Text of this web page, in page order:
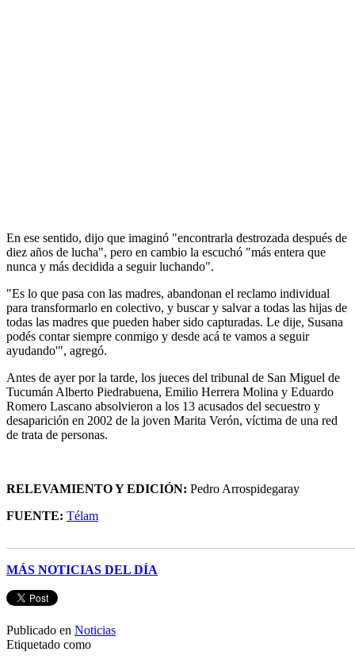
En ese sentido, dijo que imaginó "encontrarla destrozada después de
diez años de lucha", pero en cambio la escuchó "más entera que
nunca y más decidida a seguir luchando".
"Es lo que pasa con las madres, abandonan el reclamo individual
para transformarlo en colectivo, y buscar y salvar a todas las hijas de
todas las madres que pueden haber sido capturadas. Le dije, Susana
podés contar siempre conmigo y desde acá te vamos a seguir
ayudando'", agregó.
Antes de ayer por la tarde, los jueces del tribunal de San Miguel de
Tucumán Alberto Piedrabuena, Emilio Herrera Molina y Eduardo
Romero Lascano absolvieron a los 13 acusados del secuestro y
desaparición en 2002 de la joven Marita Verón, víctima de una red
de trata de personas.
RELEVAMIENTO Y EDICIÓN: Pedro Arrospidegaray
FUENTE: Télam
MÁS NOTICIAS DEL DÍA
Publicado en Noticias
Etiquetado como